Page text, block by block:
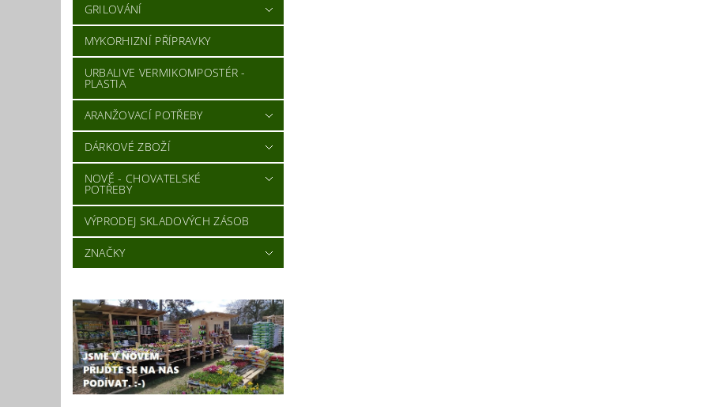
GRILOVÁNÍ
MYKORHIZNÍ PŘÍPRAVKY
URBALIVE VERMIKOMPOSTÉR -
PLASTIA
ARANŽOVACÍ POTŘEBY
DÁRKOVÉ ZBOŽÍ
NOVĚ - CHOVATELSKÉ
POTŘEBY
VÝPRODEJ SKLADOVÝCH ZÁSOB
ZNAČKY